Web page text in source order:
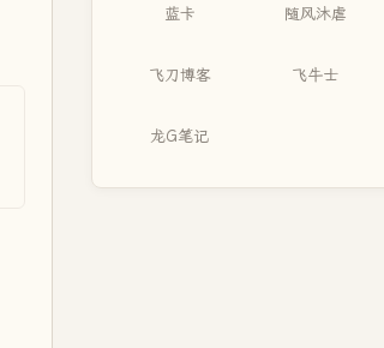
蓝卡 随风沐虐
飞刀博客 飞牛士
龙G笔记